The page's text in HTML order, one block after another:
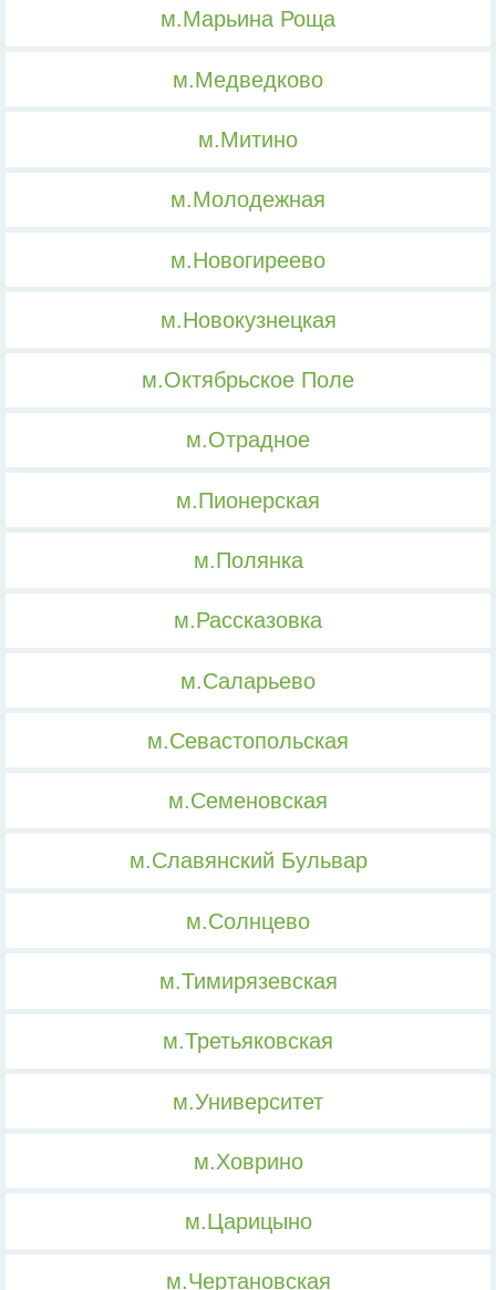
м.Марьина Роща
м.Медведково
м.Митино
м.Молодежная
м.Новогиреево
м.Новокузнецкая
м.Октябрьское Поле
м.Отрадное
м.Пионерская
м.Полянка
м.Рассказовка
м.Саларьево
м.Севастопольская
м.Семеновская
м.Славянский Бульвар
м.Солнцево
м.Тимирязевская
м.Третьяковская
м.Университет
м.Ховрино
м.Царицыно
м.Чертановская